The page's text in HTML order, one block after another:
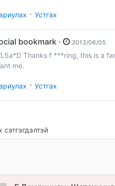
· Устгах
social bookmark · 2013/06/05
Thanks f ***ring, this is a
me.
· Устгах